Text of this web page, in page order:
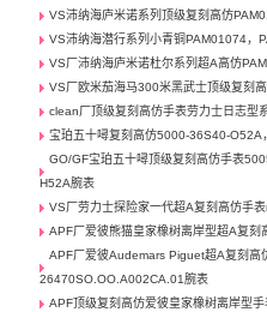
VS沛纳海庐米诺系列顶级复刻高仿
VS沛纳海潜行系列小青铜PAM01074，
VS厂沛纳海庐米诺杜尔系列超A高仿
VS厂欧米茄海马300米黑武士顶级复刻
clean厂顶级复刻高仿手表劳力士日志型
宝珀五十噚复刻高仿5000-36S40-
GO/GF宝珀五十噚顶级复刻高仿手表
H52A腕表
VS厂劳力士探险家一代超A复刻高仿手
APF厂爱彼熊猫皇家橡树离岸型超A复
APF厂爱彼Audemars Piguet超A复刻高
26470SO.OO.A002CA.01腕表
APF顶级复刻高仿爱彼皇家橡树离岸型